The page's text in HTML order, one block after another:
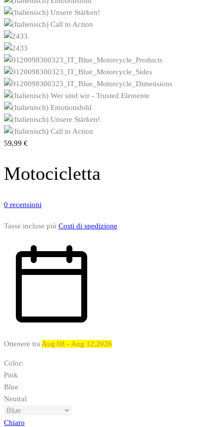
59,99 €
Motocicletta
0 recensioni
Tasse incluse più Costi di spedizione
Ottenere tra Aug 08 - Aug 12,2026
Color:
Pink
Blue
Neutral
Chiaro